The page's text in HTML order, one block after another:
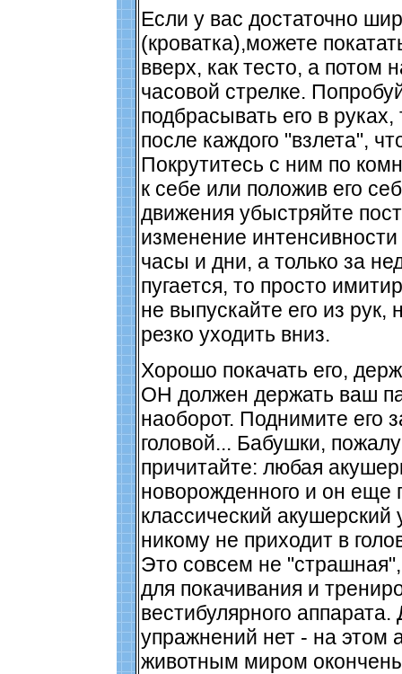
Если у вас достаточно
(кроватка),можете
вверх, как тесто, а потом
часовой стрелке.
подбрасывать его в руках,
после каждого "взлета",
Покрутитесь с ним по
к себе или положив его
движения убыстряйте
изменение
часы и дни, а только за
пугается, то просто
не выпускайте его из рук,
резко уходить вниз.
Хорошо покачать его,
ОН должен держать ваш
наоборот. Поднимите его
головой... Бабушки,
причитайте: любая
новорожденного и он еще
классический акушерский
никому не приходит в
Это совсем не
для покачивания и
вестибулярного аппарата.
упражнений нет - на этом
животным миром